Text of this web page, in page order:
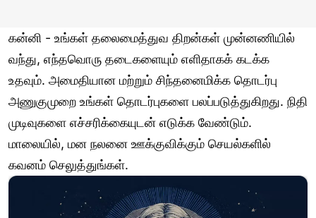
கன்னி - உங்கள் தலைமைத்துவ திறன்கள் முன்னணியில்
வந்து, எந்தவொரு தடைகளையும் எளிதாகக் கடக்க
உதவும். அமைதியான மற்றும் சிந்தனைமிக்க தொடர்பு
அணுகுமுறை உங்கள் தொடர்புகளை பலப்படுத்துகிறது. நிதி
முடிவுகளை எச்சரிக்கையுடன் எடுக்க வேண்டும்.
மாலையில், மன நலனை ஊக்குவிக்கும் செயல்களில்
கவனம் செலுத்துங்கள்.